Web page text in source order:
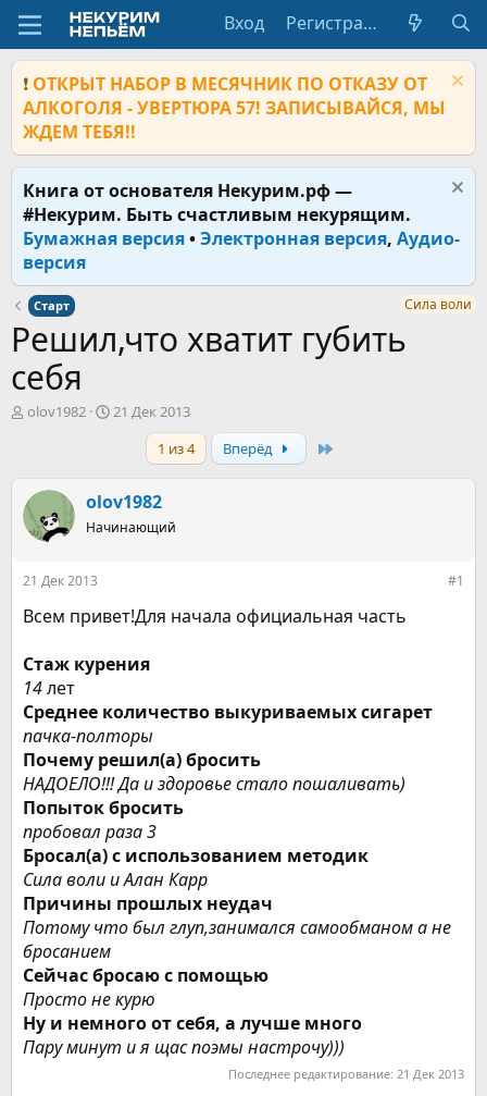
Вход Регистрация
❗ ОТКРЫТ НАБОР В МЕСЯЧНИК ПО ОТКАЗУ ОТ
АЛКОГОЛЯ - УВЕРТЮРА 57! ЗАПИСЫВАЙСЯ, МЫ
ЖДЕМ ТЕБЯ!!
Книга от основателя Некурим.рф —
#Некурим. Быть счастливым некурящим.
Бумажная версия•Электронная версия, Аудио-
версия
Старт Сила воли
Решил,что хватит губить
себя
А
т
е
olov1982
Д
а
ч
21 Дек 2013
1 из 4
Вперёд
olov1982
Начинающий
21 Дек 2013 #1
Всем привет!Для начала официальная часть
Стаж курения
14лет
Среднее количество выкуриваемых сигарет
пачка-полторы
Почему решил(а) бросить
НАДОЕЛО!!! Да и здоровье стало пошаливать)
Попыток бросить
пробовал раза 3
Бросал(а) с использованием методик
Сила воли и Алан Карр
Причины прошлых неудач
Потому что был глуп,занимался самообманом а не
бросанием
Сейчас бросаю с помощью
Просто не курю
Ну и немного от себя, а лучше много
Пару минут и я щас поэмы настрочу)))
Последнее редактирование: 21 Дек 2013